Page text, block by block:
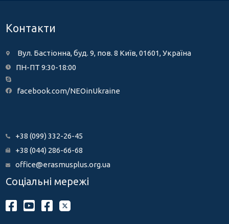
Контакти
Вул. Бастіонна, буд. 9, пов. 8 Київ, 01601, Україна
ПН-ПТ 9:30-18:00
facebook.com/NEOinUkraine
+38 (099) 332-26-45
+38 (044) 286-66-68
office@erasmusplus.org.ua
Соціальні мережі